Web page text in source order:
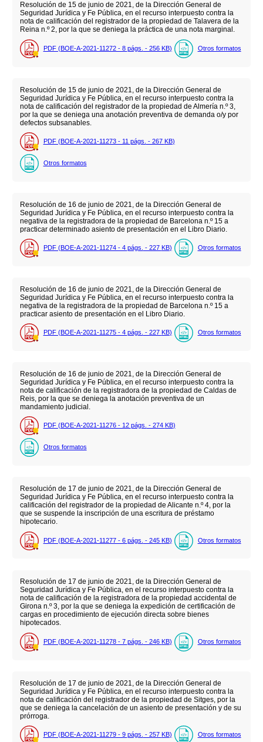
Resolución de 15 de junio de 2021, de la Dirección General de
Seguridad Jurídica y Fe Pública, en el recurso interpuesto contra la
nota de calificación del registrador de la propiedad de Talavera de la
Reina n.º 2, por la que se deniega la práctica de una nota marginal.
PDF (BOE-A-2021-11272 - 8 págs. - 256 KB) Otros formatos
Resolución de 15 de junio de 2021, de la Dirección General de
Seguridad Jurídica y Fe Pública, en el recurso interpuesto contra la
nota de calificación del registrador de la propiedad de Almería n.º 3,
por la que se deniega una anotación preventiva de demanda o/y por
defectos subsanables.
PDF (BOE-A-2021-11273 - 11 págs. - 267 KB)
Otros formatos
Resolución de 16 de junio de 2021, de la Dirección General de
Seguridad Jurídica y Fe Pública, en el recurso interpuesto contra la
negativa de la registradora de la propiedad de Barcelona n.º 15 a
practicar determinado asiento de presentación en el Libro Diario.
PDF (BOE-A-2021-11274 - 4 págs. - 227 KB) Otros formatos
Resolución de 16 de junio de 2021, de la Dirección General de
Seguridad Jurídica y Fe Pública, en el recurso interpuesto contra la
negativa de la registradora de la propiedad de Barcelona n.º 15 a
practicar asiento de presentación en el Libro Diario.
PDF (BOE-A-2021-11275 - 4 págs. - 227 KB) Otros formatos
Resolución de 16 de junio de 2021, de la Dirección General de
Seguridad Jurídica y Fe Pública, en el recurso interpuesto contra la
nota de calificación de la registradora de la propiedad de Caldas de
Reis, por la que se deniega la anotación preventiva de un
mandamiento judicial.
PDF (BOE-A-2021-11276 - 12 págs. - 274 KB)
Otros formatos
Resolución de 17 de junio de 2021, de la Dirección General de
Seguridad Jurídica y Fe Pública, en el recurso interpuesto contra la
calificación del registrador de la propiedad de Alicante n.º 4, por la
que se suspende la inscripción de una escritura de préstamo
hipotecario.
PDF (BOE-A-2021-11277 - 6 págs. - 245 KB) Otros formatos
Resolución de 17 de junio de 2021, de la Dirección General de
Seguridad Jurídica y Fe Pública, en el recurso interpuesto contra la
nota de calificación de la registradora de la propiedad accidental de
Girona n.º 3, por la que se deniega la expedición de certificación de
cargas en procedimiento de ejecución directa sobre bienes
hipotecados.
PDF (BOE-A-2021-11278 - 7 págs. - 246 KB) Otros formatos
Resolución de 17 de junio de 2021, de la Dirección General de
Seguridad Jurídica y Fe Pública, en el recurso interpuesto contra la
nota de calificación del registrador de la propiedad de Sitges, por la
que se deniega la cancelación de un asiento de presentación y de su
prórroga.
PDF (BOE-A-2021-11279 - 9 págs. - 257 KB) Otros formatos